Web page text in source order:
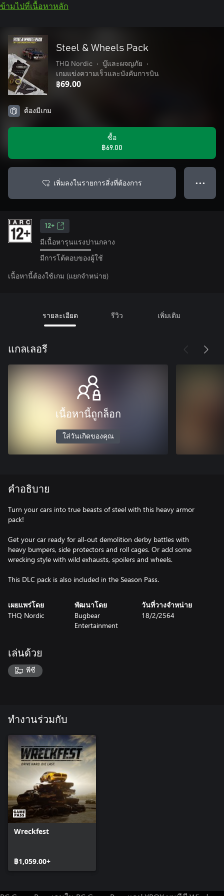
ข้ามไปที่เนื้อหาหลัก
Steel & Wheels Pack
THQ Nordic • บู๊และผจญภัย
•
เกมแข่งความเร็วและบังคับการบิน
฿69.00
ต้องมีเกม
ซื้อ
฿69.00
เพิ่มลงในรายการสิ่งที่ต้องการ ● ● ●
12+
มีเนื้อหารุนแรงปานกลาง
มีการโต้ตอบของผู้ใช้
เนื้อหานี้ต้องใช้เกม (แยกจำหน่าย)
รายละเอียด รีวิว เพิ่มเติม
แกลเลอรี
เนื้อหานี้ถูกล็อก
ใส่วันเกิดของคุณ
คำอธิบาย
Turn your cars into true beasts of steel with this heavy armor
pack!
Get your car ready for all-out demolition derby battles with
heavy bumpers, side protectors and roll cages. Or add some
wrecking style with wild exhausts, spoilers and wheels.
This DLC pack is also included in the Season Pass.
เผยแพร่โดย
THQ Nordic
พัฒนาโดย
Bugbear
Entertainment
วันที่วางจำหน่าย
18/2/2564
เล่นด้วย
พีซี
ทำงานร่วมกับ
Wreckfest
฿1,059.00+